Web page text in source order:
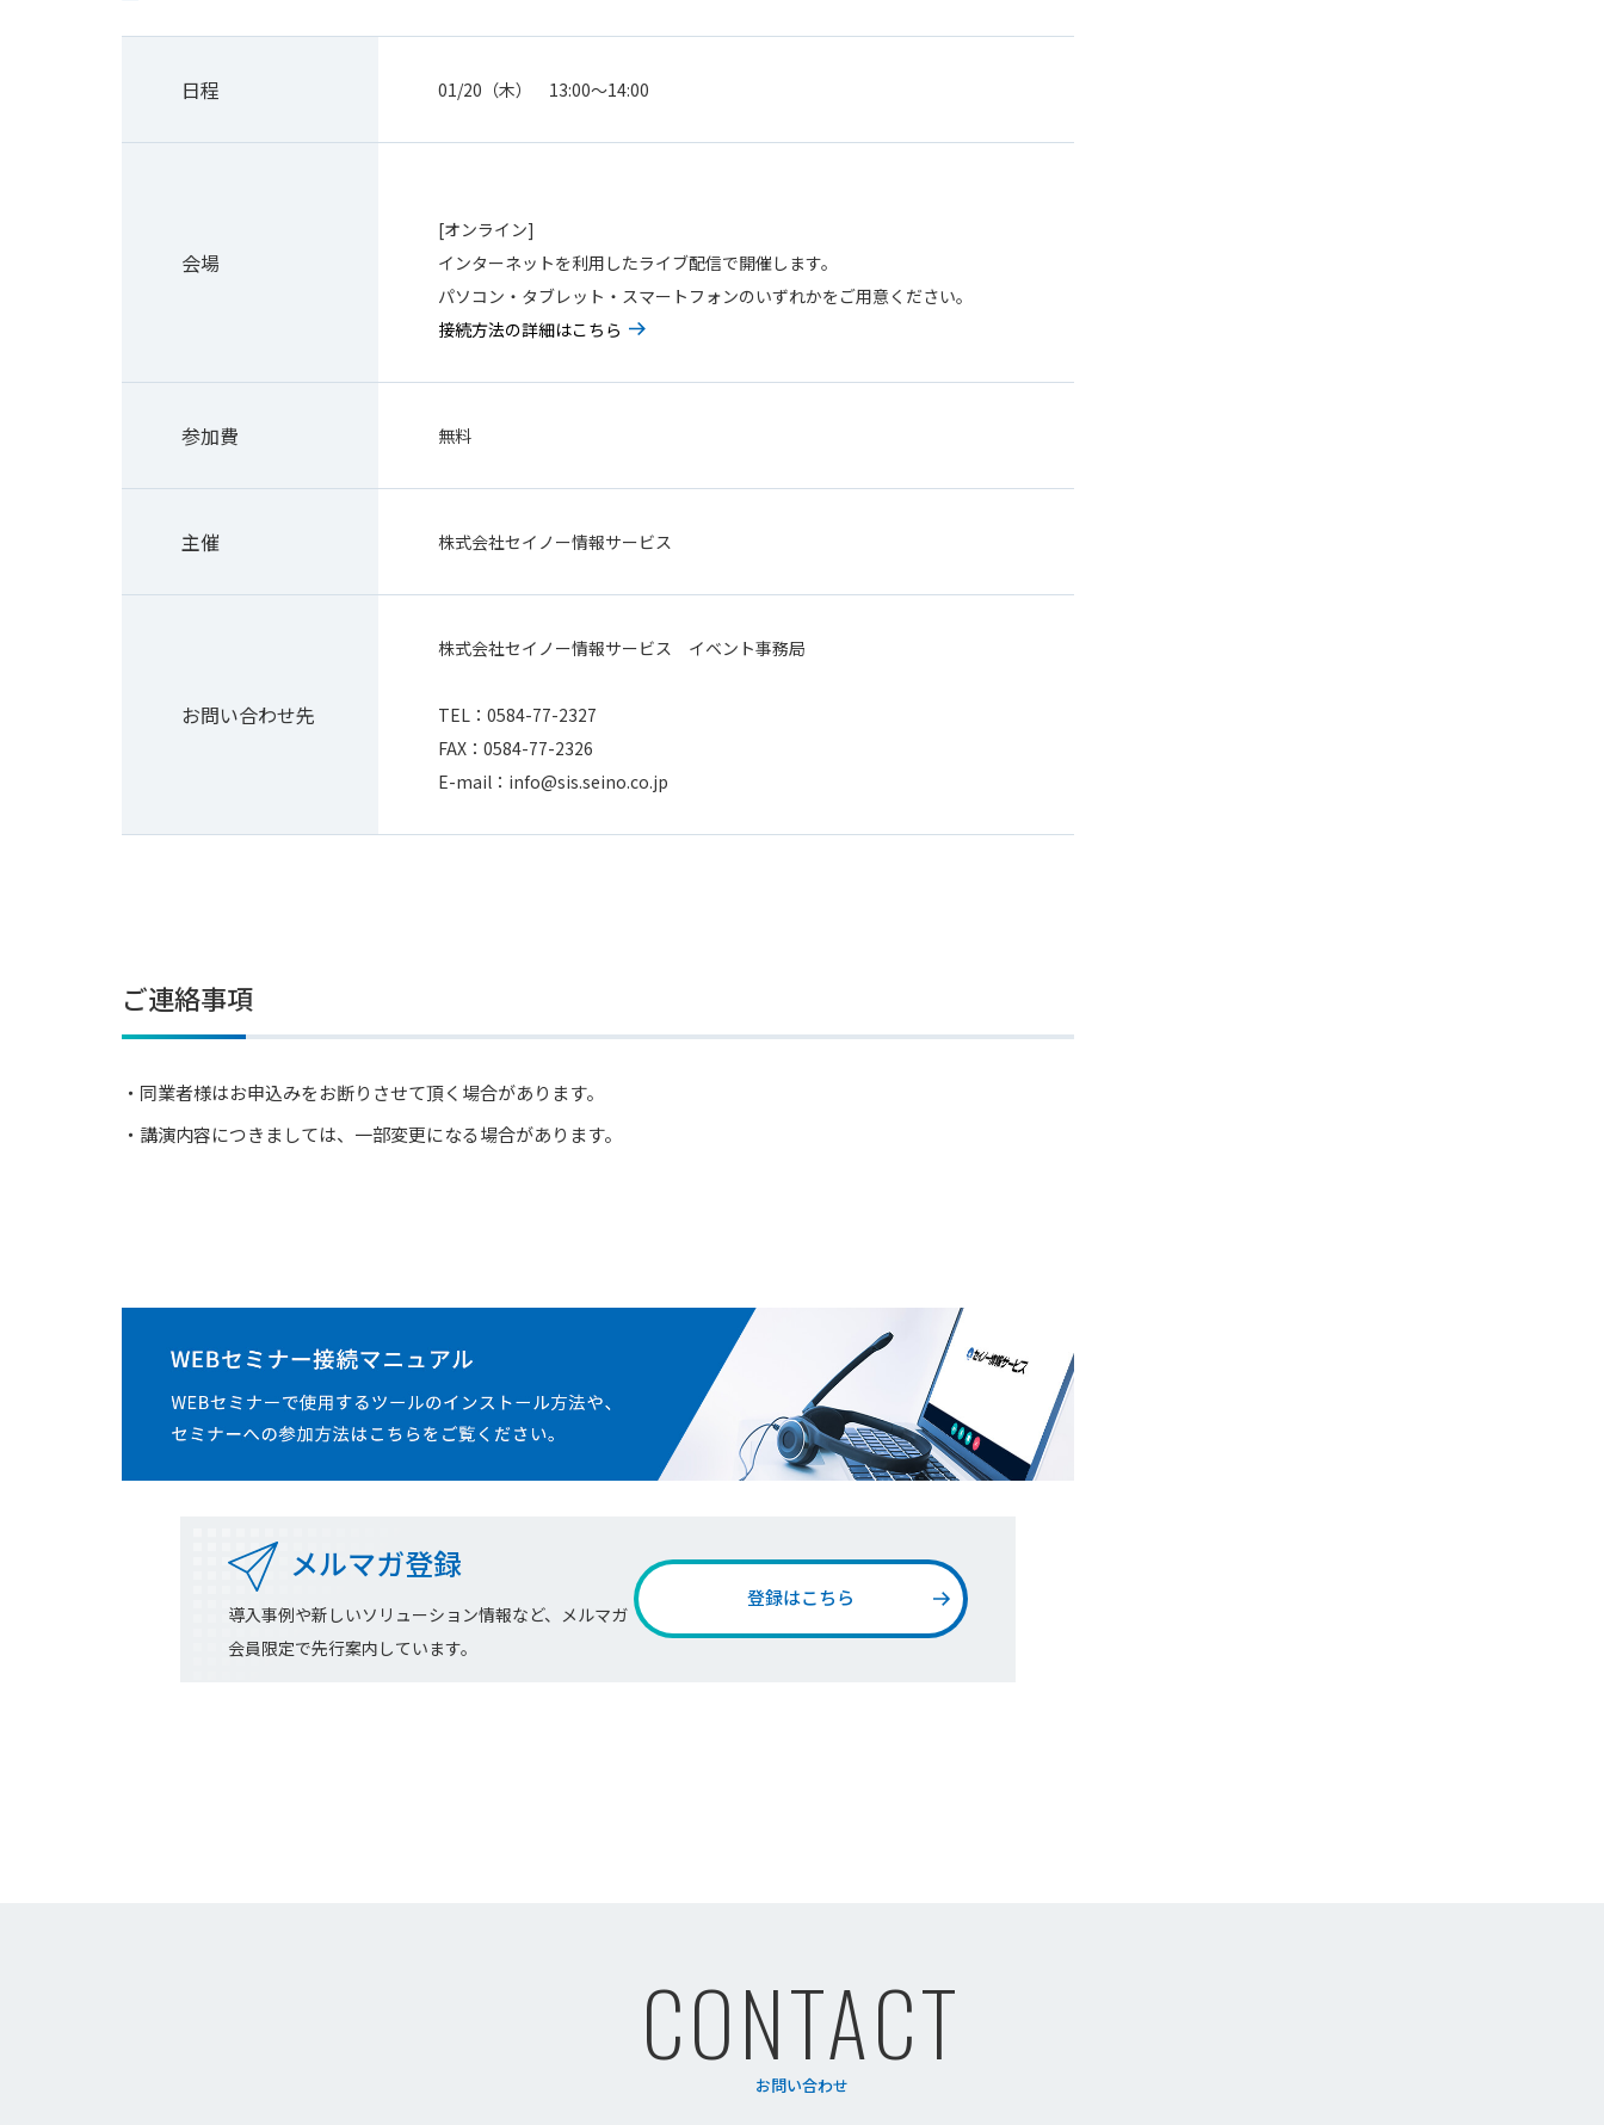
日程 01/20（木） 13:00〜14:00
会場
[オンライン]
インターネットを利用したライブ配信で開催します。
パソコン・タブレット・スマートフォンのいずれかをご用意ください。
接続方法の詳細はこちら
参加費 無料
主催 株式会社セイノー情報サービス
お問い合わせ先
株式会社セイノー情報サービス イベント事務局
TEL：0584-77-2327
FAX：0584-77-2326
E-mail：info@sis.seino.co.jp
ご連絡事項
・同業者様はお申込みをお断りさせて頂く場合があります。
・講演内容につきましては、一部変更になる場合があります。
メルマガ登録
導入事例や新しいソリューション情報など、メルマガ
会員限定で先行案内しています。
登録はこちら
CONTACT
お問い合わせ